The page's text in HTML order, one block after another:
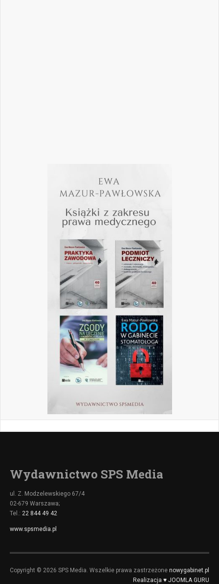
Wydawnictwo SPS Media
ul. Z. Modzelewskiego 67/4
02-679 Warszawa;
Tel.: 22 844 49 42
www.spsmedia.pl
Copyright © 2026 SPS Media. Wszelkie prawa zastrzeżone nowygabinet.pl
Realizacja ♥ JOOMLA GURU